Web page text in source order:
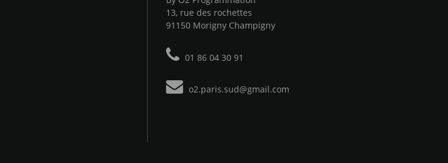
13, rue des rochettes
91150 Morigny Champigny
01 86 04 30 91
o2.paris.sud@gmail.com